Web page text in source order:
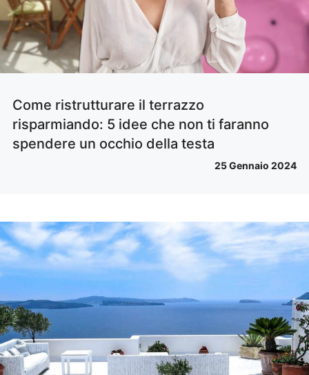
Come ristrutturare il terrazzo
risparmiando: 5 idee che non ti faranno
spendere un occhio della testa
25 Gennaio 2024